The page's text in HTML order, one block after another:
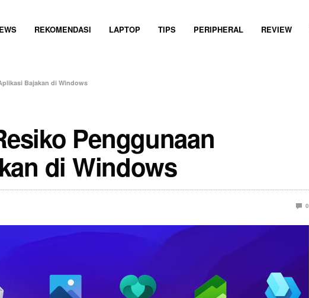
REKOMENDASI LAPTOP TIPS PERIPHERAL REVIEW
Bajakan di Windows
Penggunaan
di Windows
0